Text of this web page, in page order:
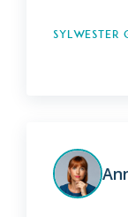
Sylwester